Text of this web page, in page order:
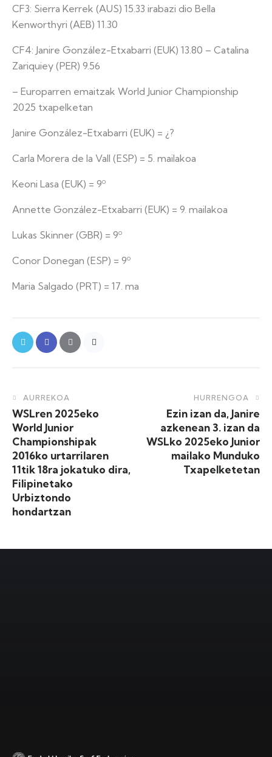
CF3: Sierra Kerrek (AUS) 15.33 irabazi dio Bella
Kenworthyri (AEB) 11.30
CF4: Janire González-Etxabarri (EUK) 13.80 – Catalina
Zariquiey (PER) 9.56
– Europarren emaitzak World Junior Championship
2025 txapelketan
Janire González-Etxabarri (EUK) = ¿?
Carla Morera de la Vall (ESP) = 5. mailakoa
Keoni Lasa (EUK) = 9º
Annette González-Etxabarri (EUK) = 9. mailakoa
Lukas Skinner (GBR) = 9º
Conor Donegan (ESP) = 9º
Maria Salgado (PRT) = 17. ma
AURREKOA
WSLren 2025eko
World Junior
Championshipak
2016ko urtarrilaren
11tik 18ra jokatuko dira,
Filipinetako
Urbiztondo
hondartzan
HURRENGOA
Ezin izan da, Janire
azkenean 3. izan da
WSLko 2025eko Junior
mailako Munduko
Txapelketetan